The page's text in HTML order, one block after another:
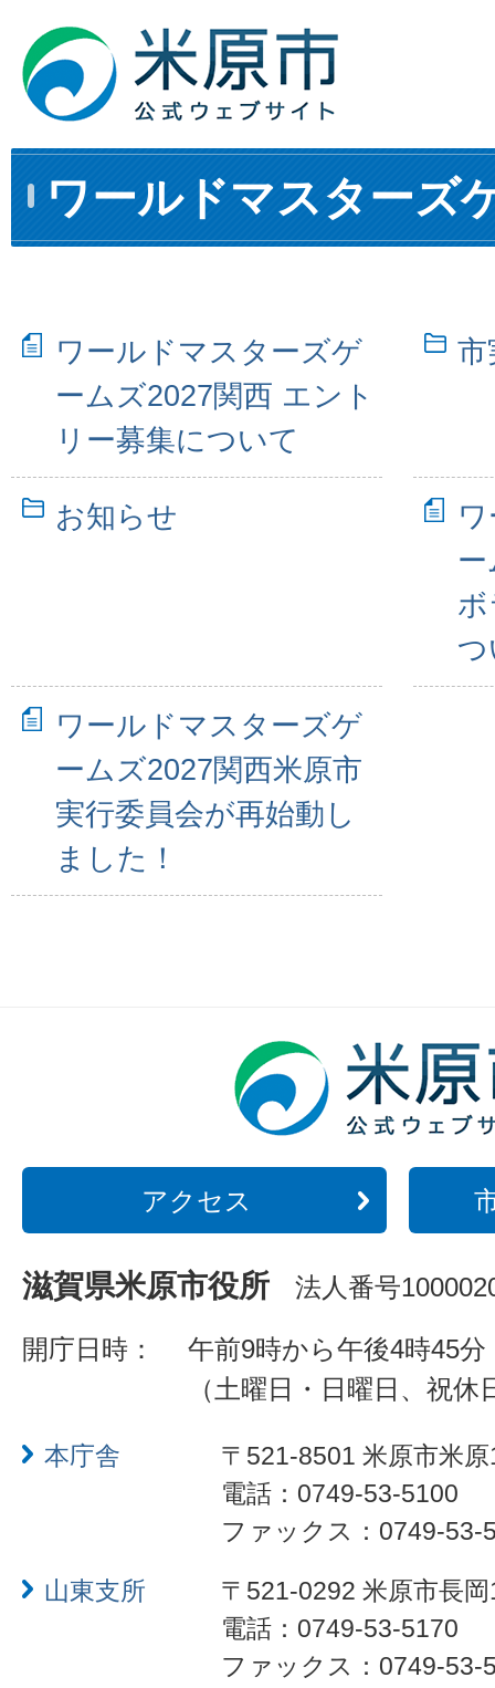
ワールドマスターズ
ワールドマスターズゲ
ームズ2027関西 エント
リー募集について
市
お知らせ
ワールドマスターズゲ
ームズ2027関西米原市
実行委員会が再始動し
ました！
アクセス
滋賀県米原市役所 法人番号
開庁日時：
午前9時から午後4時45分
（土曜日・日曜日、祝
本庁舎
〒521-8501 米原市米
電話：0749-53-5100
ファックス：0749-53-
山東支所
〒521-0292 米原市長
電話：0749-53-5170
ファックス：0749-53-